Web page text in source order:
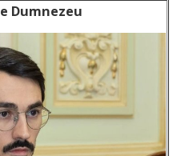
Dumnezeu